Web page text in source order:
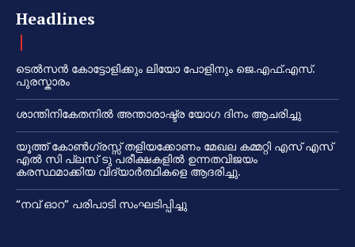
Headlines
ടെൽസൻ കോട്ടോളിക്കും ലിയോ പോളിനും ജെ.എഫ്.എസ്.
പുരസ്കാരം
ശാന്തിനികേതനിൽ അന്താരാഷ്ട്ര യോഗ ദിനം ആചരിച്ചു
യൂത്ത് കോൺഗ്രസ്സ് തളിയക്കോണം മേഖല കമ്മറ്റി എസ് എസ്
എൽ സി പ്ലസ് ടു പരീക്ഷകളിൽ ഉന്നതവിജയം
കരസ്ഥമാക്കിയ വിദ്യാർത്ഥികളെ ആദരിച്ചു.
“നവ് ഓറ” പരിപാടി സംഘടിപ്പിച്ചു